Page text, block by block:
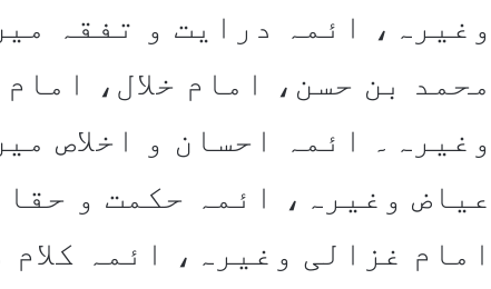
وغیرہ، ائمہ درایت و تفقہ
محمد بن حسن، امام خلال،
وغیرہ۔ ائمہ احسان و اخلاص
عیاض وغیرہ، ائمہ حکمت و
امام غزالی وغیرہ، ائمہ